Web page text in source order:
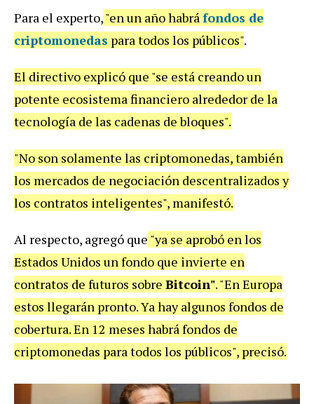
Para el experto,"en un año habráfondos de
criptomonedas para todos los públicos".
El directivo explicó que "se está creando un
potente ecosistema financiero alrededor de la
tecnología de las cadenas de bloques".
"No son solamente las criptomonedas, también
los mercados de negociación descentralizados y
los contratos inteligentes", manifestó.
Al respecto, agregó que "ya se aprobó en los
Estados Unidos un fondo que invierte en
contratos de futuros sobre Bitcoin". "En Europa
estos llegarán pronto. Ya hay algunos fondos de
cobertura. En 12 meses habrá fondos de
criptomonedas para todos los públicos", precisó.